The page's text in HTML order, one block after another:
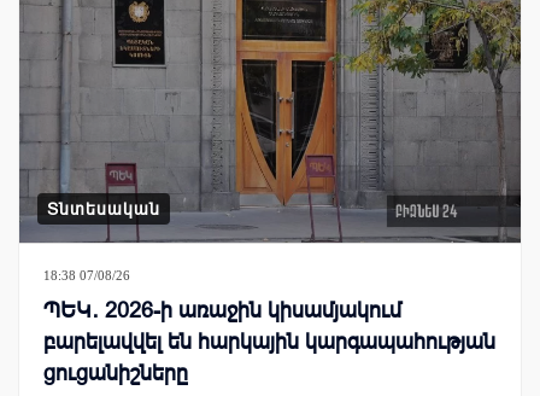
Տնտեսական
18:38 07/08/26
ՊԵԿ․ 2026-ի առաջին կիսամյակում
բարելավվել են հարկային կարգապահության
ցուցանիշները